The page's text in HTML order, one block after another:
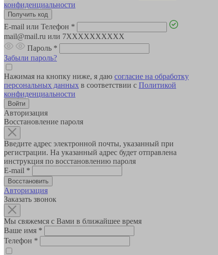
конфиденциальности
E-mail или Телефон *
mail@mail.ru или 7XXXXXXXXXX
Пароль *
Забыли пароль?
Нажимая на кнопку ниже, я даю согласие на обработку
персональных данных в соответствии с Политикой
конфиденциальности
Авторизация
Восстановление пароля
Введите адрес электронной почты, указанный при
регистрации. На указанный адрес будет отправлена
инструкция по восстановлению пароля
E-mail *
Авторизация
Заказать звонок
Мы свяжемся с Вами в ближайшее время
Ваше имя *
Телефон *